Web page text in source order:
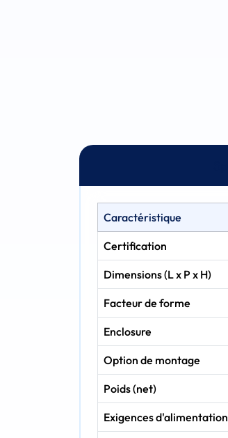
Caractéristique
Certification
Dimensions (L x P x H)
Facteur de forme
Enclosure
Option de montage
Poids (net)
Exigences d'alimentation